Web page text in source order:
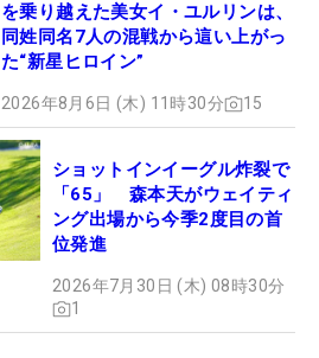
を乗り越えた美女イ・ユルリンは、
同姓同名7人の混戦から這い上がっ
た“新星ヒロイン”
2026年8月6日 (木) 11時30分 15
ショットインイーグル炸裂で
「65」 森本天がウェイティ
ング出場から今季2度目の首
位発進
2026年7月30日 (木) 08時30分
1